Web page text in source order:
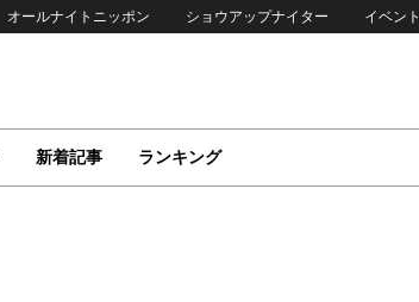
オールナイトニッポン ショウアップナイター イベント
新着記事 ランキング